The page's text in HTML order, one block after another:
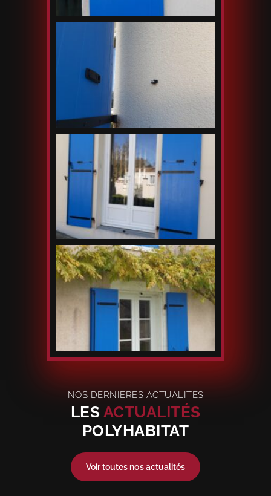
NOS DERNIERES ACTUALITES
LES ACTUALITÉS
POLYHABITAT
Voir toutes nos actualités